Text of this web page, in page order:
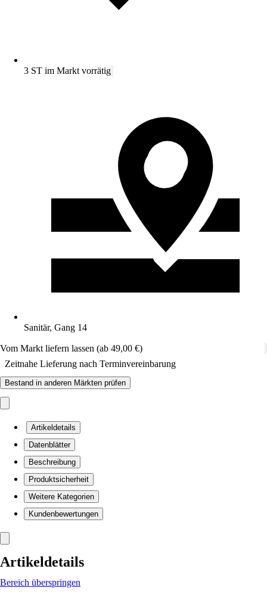
3 ST im Markt vorrätig
Sanitär, Gang 14
Vom Markt liefern lassen (ab 49,00 €)
Zeitnahe Lieferung nach Terminvereinbarung
Bestand in anderen Märkten prüfen
Artikeldetails
Datenblätter
Beschreibung
Produktsicherheit
Weitere Kategorien
Kundenbewertungen
Artikeldetails
Bereich überspringen